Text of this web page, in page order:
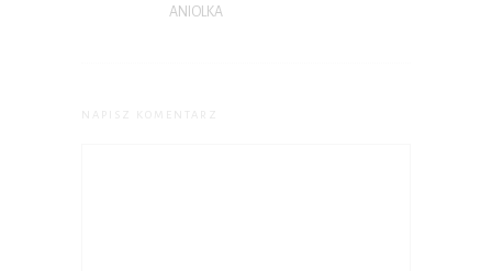
ANIOLKA
P.S. W każdej chwili możesz wypisać się z kursu.